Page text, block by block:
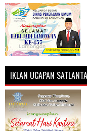
IKLAN UCAPAN